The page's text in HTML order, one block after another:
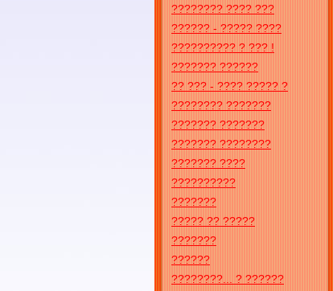
???????? ???? ???
?????? - ????? ????
?????????? ? ??? !
??????? ??????
?? ??? - ???? ????? ?
???????? ???????
??????? ???????
??????? ????????
??????? ????
??????????
???????
????? ?? ?????
???????
??????
????????... ? ??????